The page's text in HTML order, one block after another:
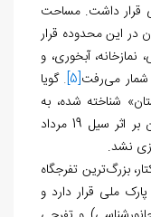
قرار داشت. مساحت
در این محدوده قرار
آبخوری، و
شمار می‌رفت[5]
.گویا
شناخته شده، به
همین منطقه گفته می‌شد. تفرجگاه گلستان بر اثر سیل 19 مرداد
نشد.
نزدیک به 8/15 هکتار، بزرگ‌ترین تفرجگاه
ملی قرار دارد و